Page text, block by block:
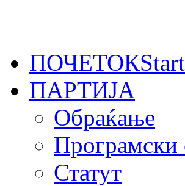
ПОЧЕТОК
ПАРТИЈА
Обраќање
Програмски
Статут